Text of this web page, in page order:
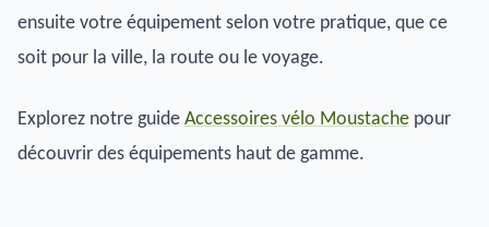
ensuite votre équipement selon votre pratique, que ce
soit pour la ville, la route ou le voyage.
Explorez notre guide Accessoires vélo Moustache pour
découvrir des équipements haut de gamme.